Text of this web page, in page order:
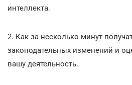
интеллекта.
2. Как за несколько минут
законодательных изменений и
вашу деятельность.